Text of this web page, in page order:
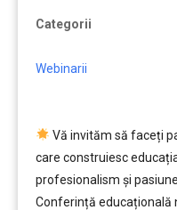
Categorii
Webinarii
Vă invităm să faceți
care construiesc
profesionalism și pasiune
Conferință educațională